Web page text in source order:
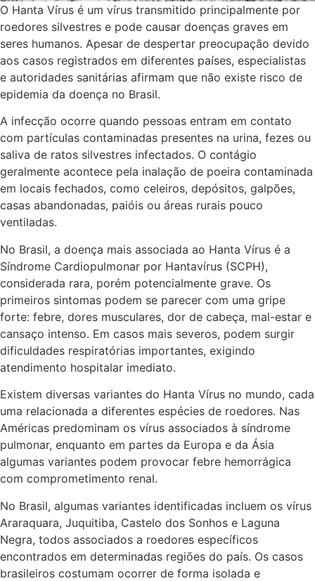
O Hanta Vírus é um vírus transmitido principalmente por
roedores silvestres e pode causar doenças graves em
seres humanos. Apesar de despertar preocupação devido
aos casos registrados em diferentes países, especialistas
e autoridades sanitárias afirmam que não existe risco de
epidemia da doença no Brasil.
A infecção ocorre quando pessoas entram em contato
com partículas contaminadas presentes na urina, fezes ou
saliva de ratos silvestres infectados. O contágio
geralmente acontece pela inalação de poeira contaminada
em locais fechados, como celeiros, depósitos, galpões,
casas abandonadas, paióis ou áreas rurais pouco
ventiladas.
No Brasil, a doença mais associada ao Hanta Vírus é a
Síndrome Cardiopulmonar por Hantavírus (SCPH),
considerada rara, porém potencialmente grave. Os
primeiros sintomas podem se parecer com uma gripe
forte: febre, dores musculares, dor de cabeça, mal-estar e
cansaço intenso. Em casos mais severos, podem surgir
dificuldades respiratórias importantes, exigindo
atendimento hospitalar imediato.
Existem diversas variantes do Hanta Vírus no mundo, cada
uma relacionada a diferentes espécies de roedores. Nas
Américas predominam os vírus associados à síndrome
pulmonar, enquanto em partes da Europa e da Ásia
algumas variantes podem provocar febre hemorrágica
com comprometimento renal.
No Brasil, algumas variantes identificadas incluem os vírus
Araraquara, Juquitiba, Castelo dos Sonhos e Laguna
Negra, todos associados a roedores específicos
encontrados em determinadas regiões do país. Os casos
brasileiros costumam ocorrer de forma isolada e